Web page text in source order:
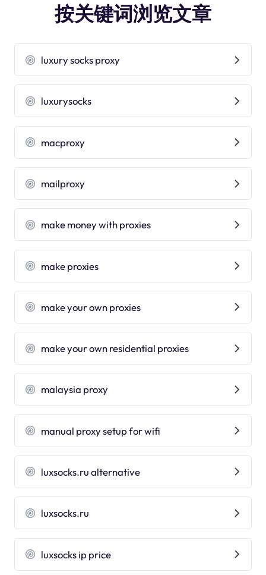
按关键词浏览文章
luxury socks proxy
luxurysocks
macproxy
mailproxy
make money with proxies
make proxies
make your own proxies
make your own residential proxies
malaysia proxy
manual proxy setup for wifi
luxsocks.ru alternative
luxsocks.ru
luxsocks ip price